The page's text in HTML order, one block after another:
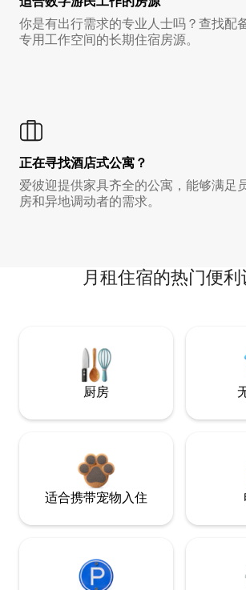
你是有出行需求的专业人士吗？查找配
专用工作空间的长期住宿房源。
正在寻找酒店式公寓？
爱彼迎提供家具齐全的公寓，能够满足
房和异地调动者的需求。
月租住宿的热门便
厨房
适合携带宠物入住